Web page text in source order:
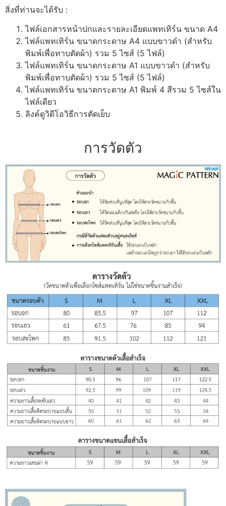
สิ่งที่ท่านจะได้รับ :
ไฟล์เอกสารหน้าปกและรายละเอียดแพทเทิร์น ขนาด A4
ไฟล์แพทเทิร์น ขนาดกระดาษ A4 แบบขาวดำ (สำหรับ
พิมพ์เพื่อทาบตัดผ้า) รวม 5 ไซส์ (5 ไฟล์)
ไฟล์แพทเทิร์น ขนาดกระดาษ A1 แบบขาวดำ (สำหรับ
พิมพ์เพื่อทาบตัดผ้า) รวม 5 ไซส์ (5 ไฟล์)
ไฟล์แพทเทิร์น ขนาดกระดาษ A1 พิมพ์ 4 สีรวม 5 ไซส์ใน
ไฟล์เดียว
ลิงค์ดูวิดีโอวิธีการตัดเย็บ
การวัดตัว